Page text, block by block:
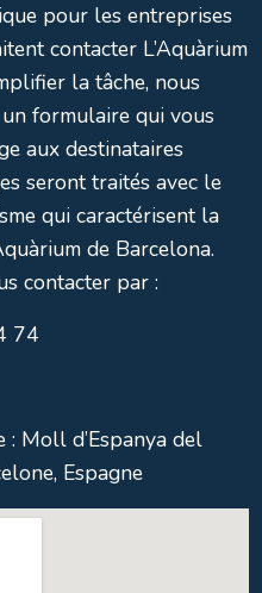
pour les entreprises
contacter L’Aquàrium
la tâche, nous
formulaire qui vous
aux destinataires
seront traités avec le
qui caractérisent la
de Barcelona.
contacter par :
74
: Moll d’Espanya del
Espagne